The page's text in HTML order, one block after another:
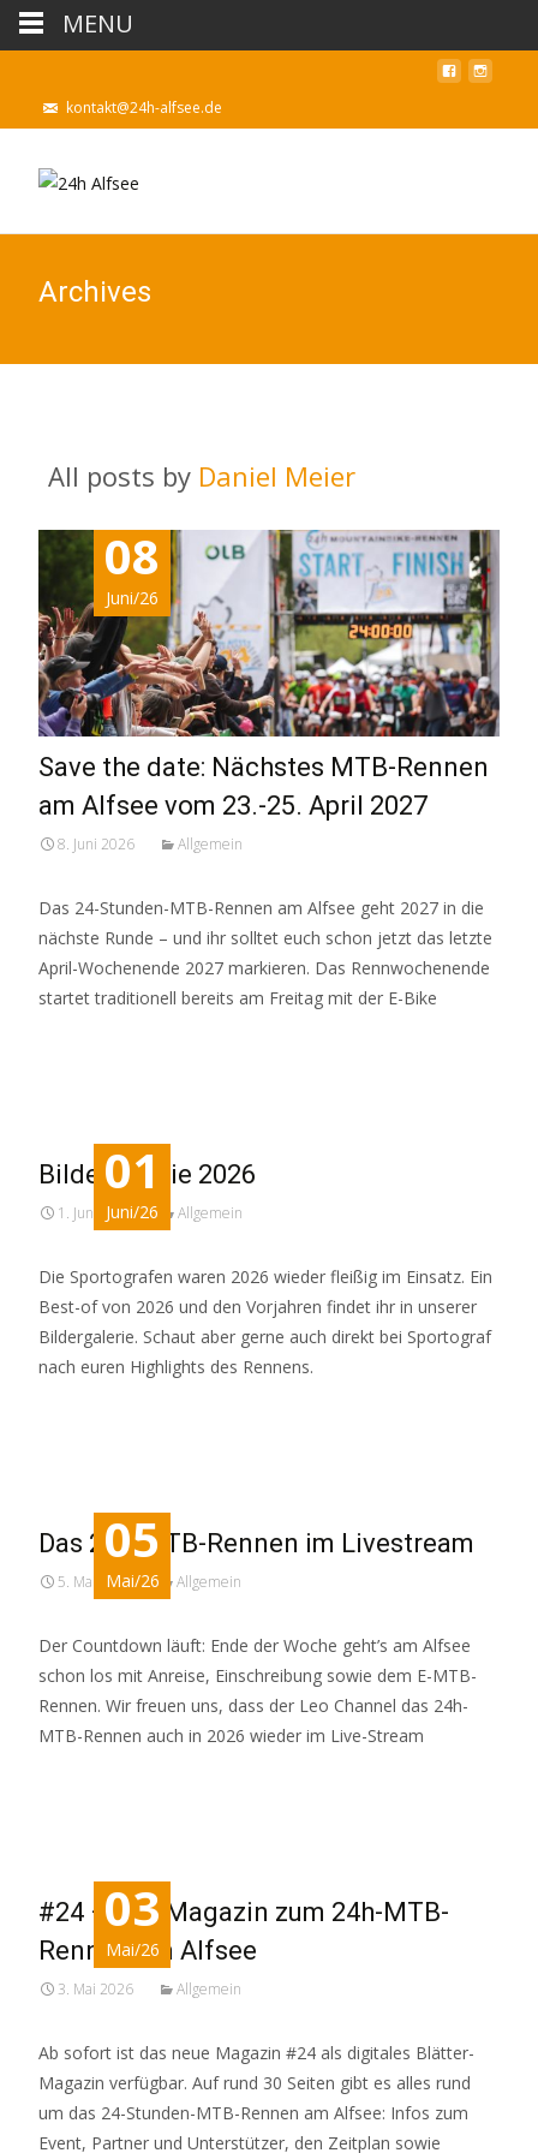
kontakt@24h-alfsee.de
Archives
All posts by Daniel Meier
08
Juni/26
Save the date: Nächstes MTB-Rennen
am Alfsee vom 23.-25. April 2027
8. Juni 2026 Allgemein
Das 24-Stunden-MTB-Rennen am Alfsee geht 2027 in die
nächste Runde – und ihr solltet euch schon jetzt das letzte
April-Wochenende 2027 markieren. Das Rennwochenende
startet traditionell bereits am Freitag mit der E-Bike
01
Juni/26
Bildergalerie 2026
1. Juni 2026 Allgemein
Die Sportografen waren 2026 wieder fleißig im Einsatz. Ein
Best-of von 2026 und den Vorjahren findet ihr in unserer
Bildergalerie. Schaut aber gerne auch direkt bei Sportograf
nach euren Highlights des Rennens.
05
Mai/26
Das 24h-MTB-Rennen im Livestream
5. Mai 2026 Allgemein
Der Countdown läuft: Ende der Woche geht’s am Alfsee
schon los mit Anreise, Einschreibung sowie dem E-MTB-
Rennen. Wir freuen uns, dass der Leo Channel das 24h-
MTB-Rennen auch in 2026 wieder im Live-Stream
03
Mai/26
#24 – Das Magazin zum 24h-MTB-
Rennen am Alfsee
3. Mai 2026 Allgemein
Ab sofort ist das neue Magazin #24 als digitales Blätter-
Magazin verfügbar. Auf rund 30 Seiten gibt es alles rund
um das 24-Stunden-MTB-Rennen am Alfsee: Infos zum
Event, Partner und Unterstützer, den Zeitplan sowie
MENU